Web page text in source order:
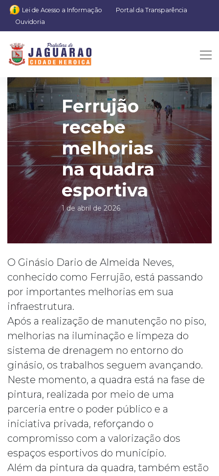
Lei de Acesso a Informação
Portal da Transparência
Ouvidoria
Ferrujão
recebe
melhorias
na quadra
esportiva
1 de abril de 2026
O Ginásio Dario de Almeida Neves,
conhecido como Ferrujão, está passando
por importantes melhorias em sua
infraestrutura.
Após a realização de manutenção no piso,
melhorias na iluminação e limpeza do
sistema de drenagem no entorno do
ginásio, os trabalhos seguem avançando.
Neste momento, a quadra está na fase de
pintura, realizada por meio de uma
parceria entre o poder público e a
iniciativa privada, reforçando o
compromisso com a valorização dos
espaços esportivos do município.
Além da pintura da quadra, também estão